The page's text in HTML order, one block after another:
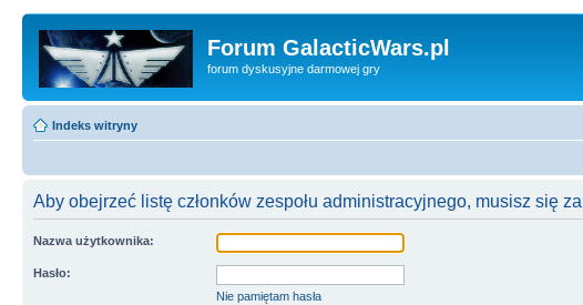
Forum GalacticWars.pl
forum dyskusyjne darmowej gry
Indeks witryny
Aby obejrzeć listę członków zespołu administracyjnego, musisz się
Nazwa użytkownika:
Hasło:
Nie pamiętam hasła